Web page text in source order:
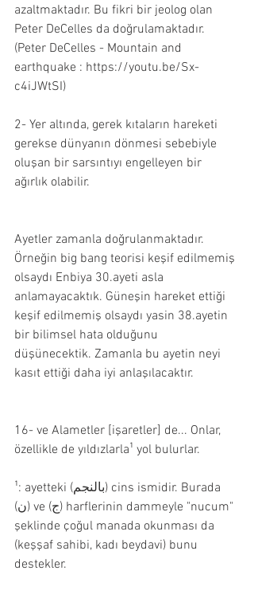
azaltmaktadır. Bu fikri bir jeolog olan
Peter DeCelles da doğrulamaktadır.
(Peter DeCelles - Mountain and
earthquake : https://youtu.be/Sx-
c4iJWtSI)
2- Yer altında, gerek kıtaların hareketi
gerekse dünyanın dönmesi sebebiyle
oluşan bir sarsıntıyı engelleyen bir
ağırlık olabilir.
Ayetler zamanla doğrulanmaktadır.
Örneğin big bang teorisi keşif edilmemiş
olsaydı Enbiya 30.ayeti asla
anlamayacaktık. Güneşin hareket ettiği
keşif edilmemiş olsaydı yasin 38.ayetin
bir bilimsel hata olduğunu
düşünecektik. Zamanla bu ayetin neyi
kasıt ettiği daha iyi anlaşılacaktır.
16- ve Alametler [işaretler] de... Onlar,
özellikle de yıldızlarla¹ yol bulurlar.
¹: ayetteki (بالنجم) cins ismidir. Burada
(ن) ve (ج) harflerinin dammeyle "nucum"
şeklinde çoğul manada okunması da
(keşşaf sahibi, kadı beydavi) bunu
destekler.